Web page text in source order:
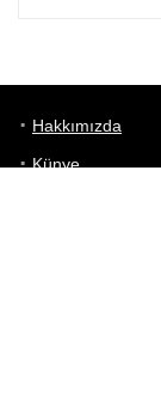
Hakkımızda
Künye